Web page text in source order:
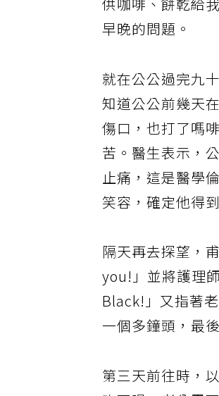
供咖啡、餅乾給
早晚的問題。
就在公公過完九
知道公公前幾天
傷口，也打了嗎
苦。醫生表示，
止痛，這是醫學
笑容，確定他得
隔天再去探望，
you!」並將護理
Black!」又指著
一個多鐘頭，最
第三天前往時，